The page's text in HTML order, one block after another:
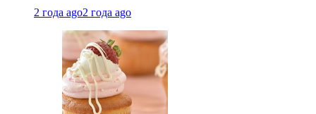
2 года ago2 года ago